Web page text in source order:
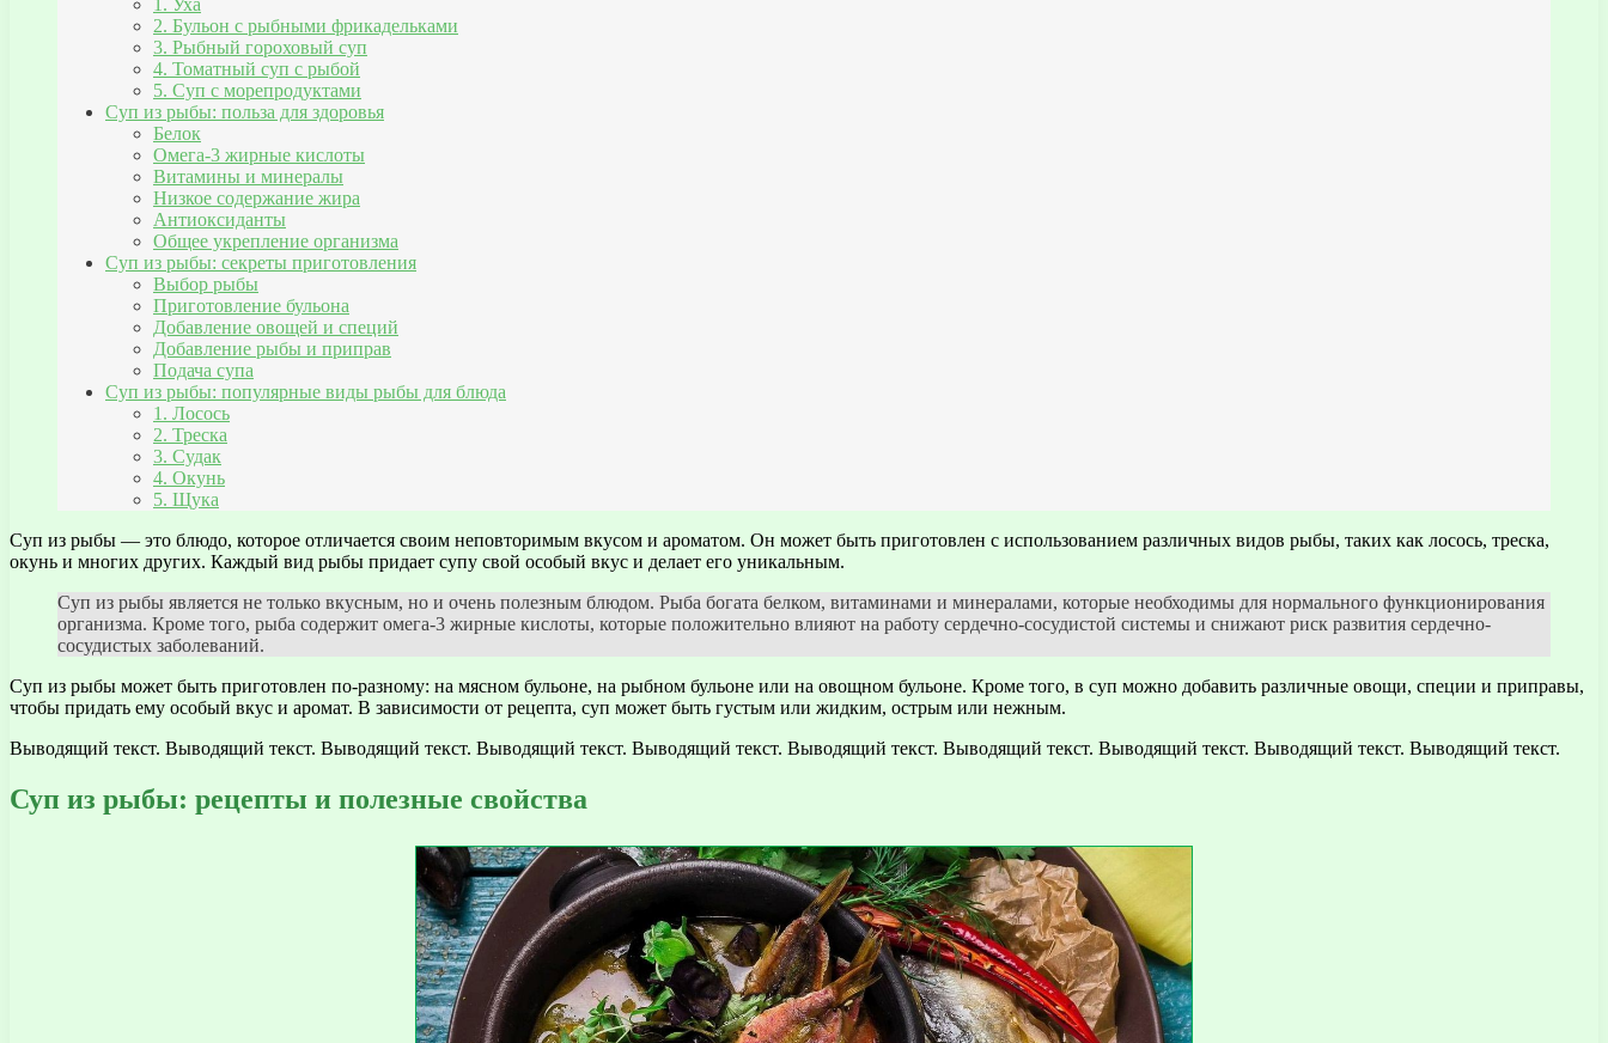
1. Уха
2. Бульон с рыбными фрикадельками
3. Рыбный гороховый суп
4. Томатный суп с рыбой
5. Суп с морепродуктами
Суп из рыбы: польза для здоровья
Белок
Омега-3 жирные кислоты
Витамины и минералы
Низкое содержание жира
Антиоксиданты
Общее укрепление организма
Суп из рыбы: секреты приготовления
Выбор рыбы
Приготовление бульона
Добавление овощей и специй
Добавление рыбы и приправ
Подача супа
Суп из рыбы: популярные виды рыбы для блюда
1. Лосось
2. Треска
3. Судак
4. Окунь
5. Щука
Суп из рыбы — это блюдо, которое отличается своим неповторимым вкусом и ароматом. Он может быть приготовлен с использованием различных видов рыбы, таких как лосось, треска,
окунь и многих других. Каждый вид рыбы придает супу свой особый вкус и делает его уникальным.
Суп из рыбы является не только вкусным, но и очень полезным блюдом. Рыба богата белком, витаминами и минералами, которые необходимы для нормального функционирования
организма. Кроме того, рыба содержит омега-3 жирные кислоты, которые положительно влияют на работу сердечно-сосудистой системы и снижают риск развития сердечно-
сосудистых заболеваний.
Суп из рыбы может быть приготовлен по-разному: на мясном бульоне, на рыбном бульоне или на овощном бульоне. Кроме того, в суп можно добавить различные овощи, специи и приправы,
чтобы придать ему особый вкус и аромат. В зависимости от рецепта, суп может быть густым или жидким, острым или нежным.
Выводящий текст. Выводящий текст. Выводящий текст. Выводящий текст. Выводящий текст. Выводящий текст. Выводящий текст. Выводящий текст. Выводящий текст. Выводящий текст.
Суп из рыбы: рецепты и полезные свойства